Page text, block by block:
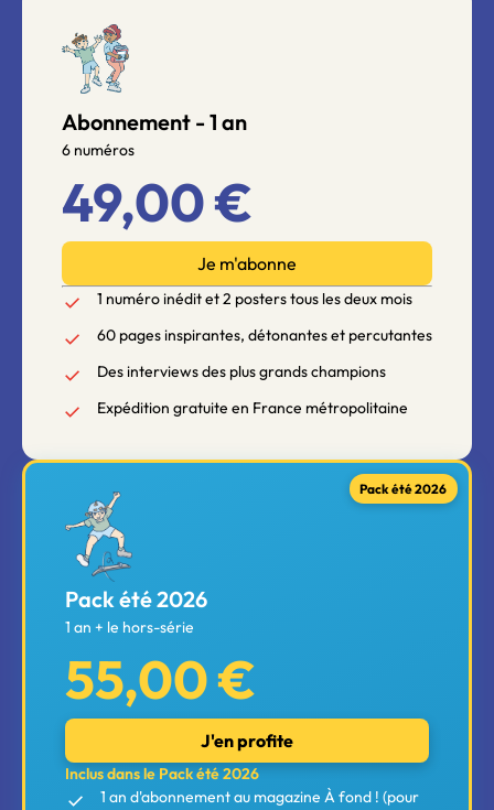
Abonnement - 1 an
6 numéros
49,00 €
Je m'abonne
1 numéro inédit et 2 posters tous les deux mois
60 pages inspirantes, détonantes et percutantes
Des interviews des plus grands champions
Expédition gratuite en France métropolitaine
Pack été 2026
Pack été 2026
1 an + le hors-série
55,00 €
J'en profite
Inclus dans le Pack été 2026
1 an d'abonnement au magazine À fond ! (pour